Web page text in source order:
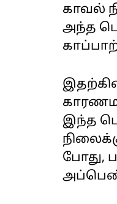
காவல்
அந்த
இந்த
போது,